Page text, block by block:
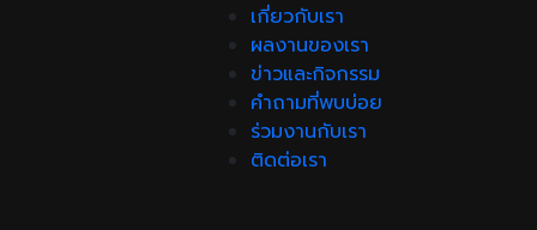
เกี่ยวกับเรา
ผลงานของเรา
ข่าวและกิจกรรม
คำถามที่พบบ่อย
ร่วมงานกับเรา
ติดต่อเรา